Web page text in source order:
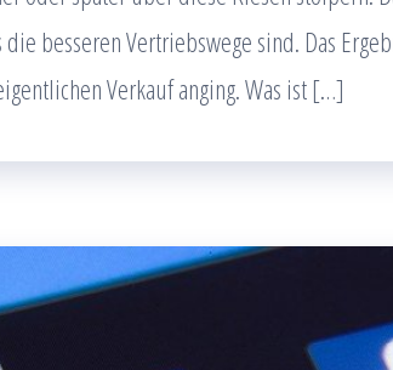
besseren Vertriebswege sind. Das
Verkauf anging. Was ist […]